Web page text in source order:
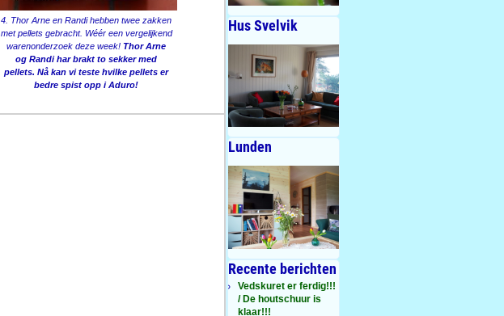
4. Thor Arne en Randi hebben twee zakken
met pellets gebracht. Wéér een vergelijkend
warenonderzoek deze week! Thor Arne
og Randi har brakt to sekker med
pellets. Nå kan vi teste hvilke pellets er
bedre spist opp i Aduro!
Hus Svelvik
Lunden
Recente berichten
Vedskuret er ferdig!!!
/ De houtschuur is
klaar!!!